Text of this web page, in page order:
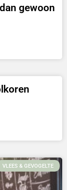
gewoon
VLEES & GEVOGELTE